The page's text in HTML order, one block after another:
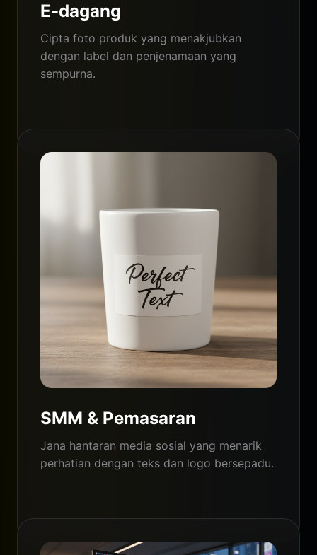
E-dagang
Cipta foto produk yang menakjubkan
dengan label dan penjenamaan yang
sempurna.
SMM & Pemasaran
Jana hantaran media sosial yang menarik
perhatian dengan teks dan logo bersepadu.